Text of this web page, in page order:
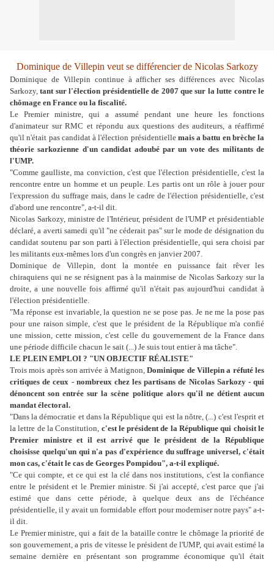
Dominique de Villepin veut se différencier de Nicolas Sarkozy
Dominique de Villepin continue à afficher ses différences avec Nicolas
Sarkozy, tant sur l'élection présidentielle de 2007 que sur la lutte contre le
chômage en France ou la fiscalité.
Le Premier ministre, qui a assumé pendant une heure les fonctions
d'animateur sur RMC et répondu aux questions des auditeurs, a réaffirmé
qu'il n'était pas candidat à l'élection présidentielle mais a battu en brèche la
théorie sarkozienne d'un candidat adoubé par un vote des militants de
l'UMP.
"Comme gaulliste, ma conviction, c'est que l'élection présidentielle, c'est la
rencontre entre un homme et un peuple. Les partis ont un rôle à jouer pour
l'expression du suffrage mais, dans le cadre de l'élection présidentielle, c'est
d'abord une rencontre", a-t-il dit.
Nicolas Sarkozy, ministre de l'Intérieur, président de l'UMP et présidentiable
déclaré, a averti samedi qu'il "ne céderait pas" sur le mode de désignation du
candidat soutenu par son parti à l'élection présidentielle, qui sera choisi par
les militants eux-mêmes lors d'un congrès en janvier 2007.
Dominique de Villepin, dont la montée en puissance fait rêver les
chiraquiens qui ne se résignent pas à la mainmise de Nicolas Sarkozy sur la
droite, a une nouvelle fois affirmé qu'il n'était pas aujourd'hui candidat à
l'élection présidentielle.
"Ma réponse est invariable, la question ne se pose pas. Je ne me la pose pas
pour une raison simple, c'est que le président de la République m'a confié
une mission, cette mission, c'est celle du gouvernement de la France dans
une période difficile chacun le sait (...) Je suis tout entier à ma tâche".
LE PLEIN EMPLOI ? "UN OBJECTIF RÉALISTE"
Trois mois après son arrivée à Matignon,Dominique de Villepin a réfuté les
critiques de ceux - nombreux chez les partisans de Nicolas Sarkozy - qui
dénoncent son entrée sur la scène politique alors qu'il ne détient aucun
mandat électoral.
"Dans la démocratie et dans la République qui est la nôtre, (...) c'est l'esprit et
la lettre de la Constitution, c'est le président de la République qui choisit le
Premier ministre et il est arrivé que le président de la République
choisisse quelqu'un qui n'a pas d'expérience du suffrage universel, c'était
mon cas, c'était le cas de Georges Pompidou", a-t-il expliqué.
"Ce qui compte, et ce qui est la clé dans nos institutions, c'est la confiance
entre le président et le Premier ministre. Si j'ai accepté, c'est parce que j'ai
estimé que dans cette période, à quelque deux ans de l'échéance
présidentielle, il y avait un formidable effort pour moderniser notre pays" a-t-
il dit.
Le Premier ministre, qui a fait de la bataille contre le chômage la priorité de
son gouvernement, a pris de vitesse le président de l'UMP, qui avait estimé la
semaine dernière en présentant son programme économique qu'il était